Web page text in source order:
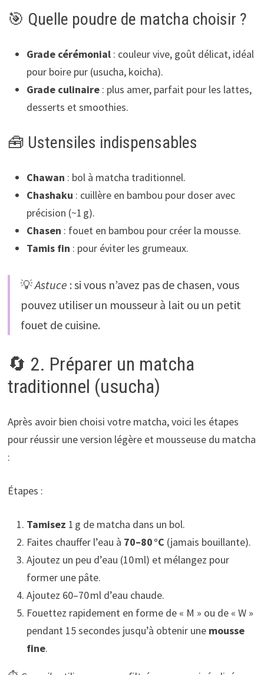
🎯 Quelle poudre de matcha choisir ?
Grade cérémonial: couleur vive, goût délicat, idéal
pour boire pur (usucha, koicha).
Grade culinaire: plus amer, parfait pour les lattes,
desserts et smoothies.
🧰 Ustensiles indispensables
Chawan : bol à matcha traditionnel.
Chashaku : cuillère en bambou pour doser avec
précision (~1 g).
Chasen : fouet en bambou pour créer la mousse.
Tamis fin : pour éviter les grumeaux.
💡Astuce : si vous n’avez pas de chasen, vous
pouvez utiliser un mousseur à lait ou un petit
fouet de cuisine.
🔄 2. Préparer un matcha
traditionnel (usucha)
Après avoir bien choisi votre matcha, voici les étapes
pour réussir une version légère et mousseuse du matcha
:
Étapes :
Tamisez 1 g de matcha dans un bol.
Faites chauffer l’eau à 70–80 °C (jamais bouillante).
Ajoutez un peu d’eau (10 ml) et mélangez pour
former une pâte.
Ajoutez 60–70 ml d’eau chaude.
Fouettez rapidement en forme de « M » ou de « W »
pendant 15 secondes jusqu’à obtenir une mousse
fine.